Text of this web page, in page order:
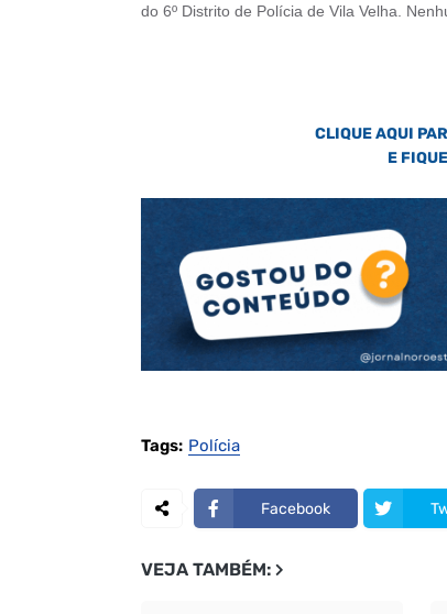
do 6º Distrito de Polícia de Vila Velha.
CLIQUE AQUI
E
Tags: Polícia
Facebook
VEJA TAMBÉM: